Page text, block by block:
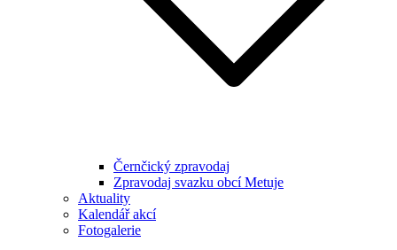
Černčický zpravodaj
Zpravodaj svazku obcí Metuje
Aktuality
Kalendář akcí
Fotogalerie